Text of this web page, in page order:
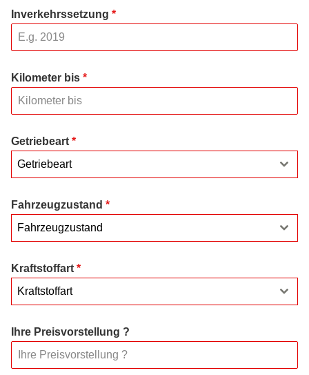
Inverkehrssetzung *
Kilometer bis *
Getriebeart *
Getriebeart
Fahrzeugzustand *
Fahrzeugzustand
Kraftstoffart *
Kraftstoffart
Ihre Preisvorstellung ?